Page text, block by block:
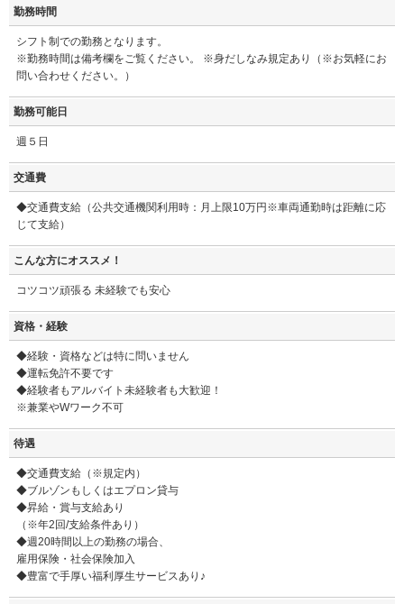
勤務時間
シフト制での勤務となります。
※勤務時間は備考欄をご覧ください。 ※身だしなみ規定あり（※お気軽にお
問い合わせください。）
勤務可能日
週５日
交通費
◆交通費支給（公共交通機関利用時：月上限10万円※車両通勤時は距離に応
じて支給）
こんな方にオススメ！
コツコツ頑張る 未経験でも安心
資格・経験
◆経験・資格などは特に問いません
◆運転免許不要です
◆経験者もアルバイト未経験者も大歓迎！
※兼業やWワーク不可
待遇
◆交通費支給（※規定内）
◆ブルゾンもしくはエプロン貸与
◆昇給・賞与支給あり
（※年2回/支給条件あり）
◆週20時間以上の勤務の場合、
雇用保険・社会保険加入
◆豊富で手厚い福利厚生サービスあり♪